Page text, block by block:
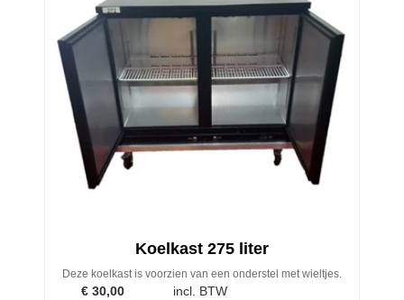
Koelkast 275 liter
Deze koelkast is voorzien van een onderstel met wieltjes.
€ 30,00
incl. BTW